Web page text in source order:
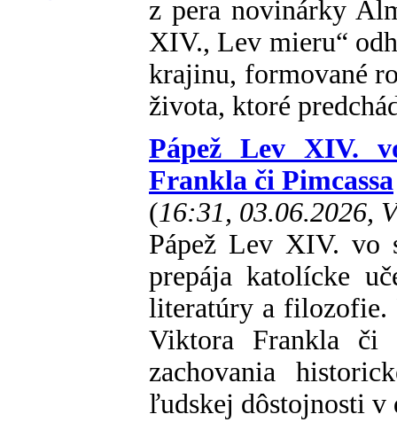
z pera novinárky
XIV., Lev mieru“
krajinu, formované
života, ktoré
Pápež Lev XIV.
Frankla či Pimcassa
(16:31, 03.06.2026,
Pápež Lev XIV. vo
prepája katolícke
literatúry a filozofie.
Viktora Frankla či
zachovania
ľudskej dôstojnosti v